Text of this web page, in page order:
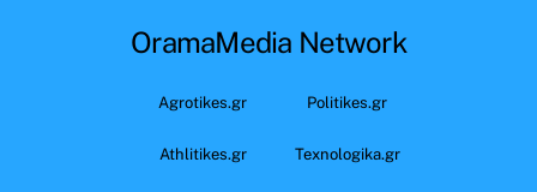
OramaMedia Network
Agrotikes.gr Politikes.gr
Athlitikes.gr Texnologika.gr